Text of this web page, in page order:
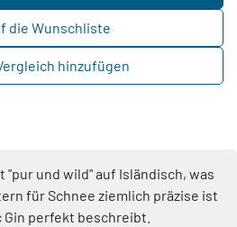
hinzufügen
die Wunschliste
und wild" auf Isländisch, was
für Schnee ziemlich präzise ist
perfekt beschreibt.